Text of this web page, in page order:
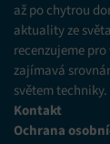
až po chytrou
aktuality ze
recenzujeme
zajímavá
světem techniky.
Kontakt
Ochrana